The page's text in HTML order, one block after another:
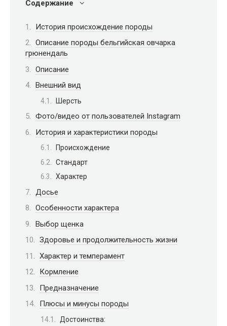
Содержание
История происхождение породы
Описание породы бельгийская овчарка
грюнендаль
Описание
Внешний вид
Шерсть
Фото/видео от пользователей Instagram
История и характеристики породы
Происхождение
Стандарт
Характер
Досье
Особенности характера
Выбор щенка
Здоровье и продолжительность жизни
Характер и темперамент
Кормление
Предназначение
Плюсы и минусы породы
Достоинства: